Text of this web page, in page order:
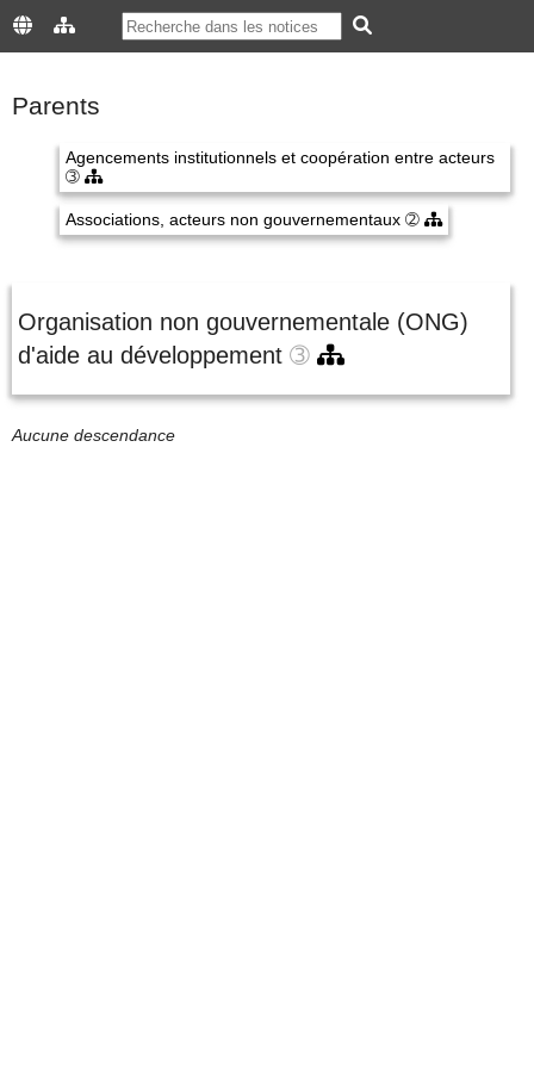
Parents
Agencements institutionnels et coopération entre acteurs
➂
Associations, acteurs non gouvernementaux ➁
Organisation non gouvernementale (ONG)
d'aide au développement ➂
Aucune descendance